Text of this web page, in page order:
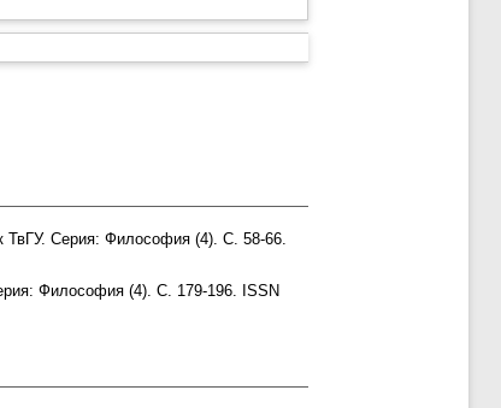
ТвГУ. Серия: Философия (4). С. 58-66.
Философия (4). С. 179-196. ISSN